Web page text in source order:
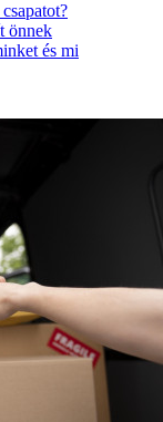
önnek
és mi